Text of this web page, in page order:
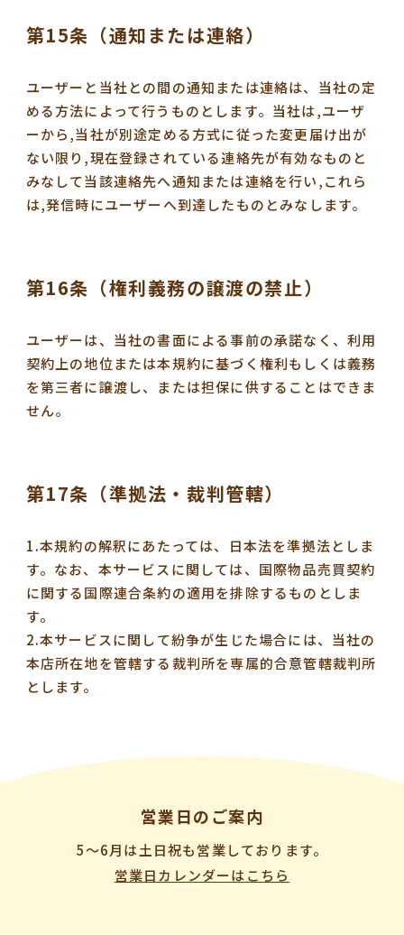
第15条（通知または連絡）
ユーザーと当社との間の通知または連絡は、当社の定
める方法によって行うものとします。当社は,ユーザ
ーから,当社が別途定める方式に従った変更届け出が
ない限り,現在登録されている連絡先が有効なものと
みなして当該連絡先へ通知または連絡を行い,これら
は,発信時にユーザーへ到達したものとみなします。
第16条（権利義務の譲渡の禁止）
ユーザーは、当社の書面による事前の承諾なく、利用
契約上の地位または本規約に基づく権利もしくは義務
を第三者に譲渡し、または担保に供することはできま
せん。
第17条（準拠法・裁判管轄）
1.本規約の解釈にあたっては、日本法を準拠法としま
す。なお、本サービスに関しては、国際物品売買契約
に関する国際連合条約の適用を排除するものとしま
す。
2.本サービスに関して紛争が生じた場合には、当社の
本店所在地を管轄する裁判所を専属的合意管轄裁判所
とします。
営業日のご案内
5〜6月は土日祝も営業しております。
営業日カレンダーはこちら